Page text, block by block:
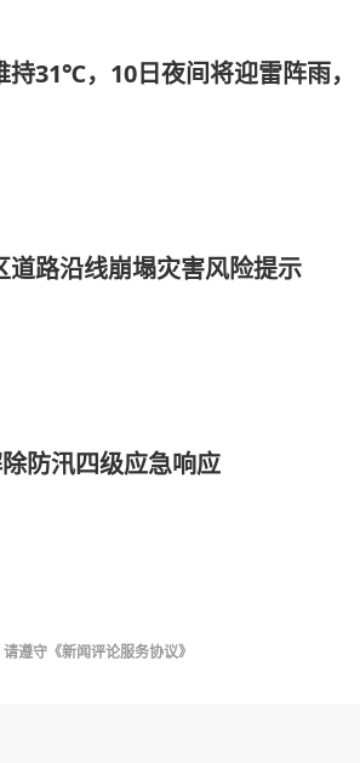
31℃，10日夜间将迎雷阵雨，
道路沿线崩塌灾害风险提示
防汛四级应急响应
遵守 《新闻评论服务协议》